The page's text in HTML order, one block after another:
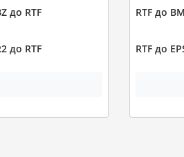
до RTF
до RTF
RTF до
RTF до